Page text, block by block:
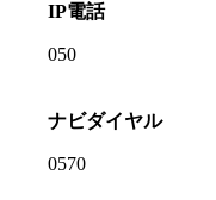
IP電話
050
ナビダイヤル
0570